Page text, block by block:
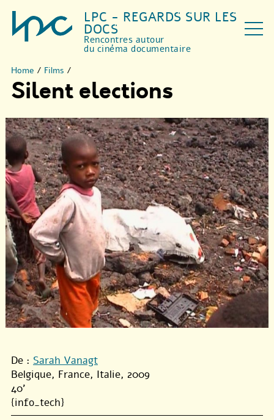
LPC - REGARDS SUR LES
DOCS
Rencontres autour
du cinéma documentaire
Home / Films /
Silent elections
De : Sarah Vanagt
Belgique, France, Italie, 2009
40'
{info_tech}